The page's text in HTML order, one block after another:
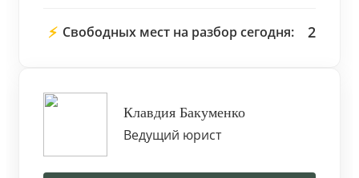
⚡ Свободных мест на разбор сегодня: 2
Клавдия Бакуменко
Ведущий юрист